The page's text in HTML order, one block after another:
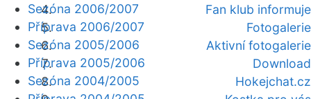
Fan klub informuje
Fotogalerie
Aktivní fotogalerie
Download
Hokejchat.cz
Sezóna 2006/2007
Příprava 2006/2007
Sezóna 2005/2006
Příprava 2005/2006
Sezóna 2004/2005